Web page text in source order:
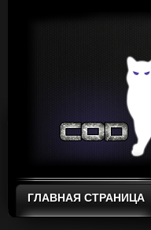
ГЛАВНАЯ СТРАНИЦА